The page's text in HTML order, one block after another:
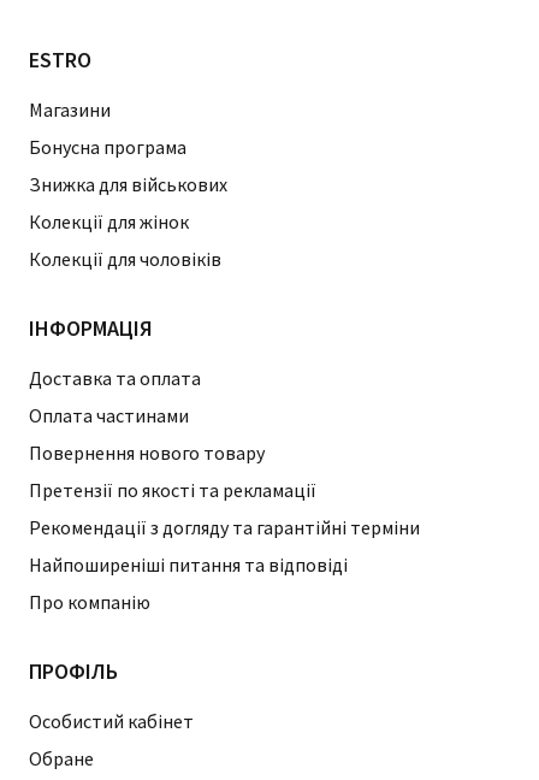
ESTRO
Магазини
Бонусна програма
Знижка для військових
Колекції для жінок
Колекції для чоловіків
ІНФОРМАЦІЯ
Доставка та оплата
Оплата частинами
Повернення нового товару
Претензії по якості та рекламації
Рекомендації з догляду та гарантійні терміни
Найпоширеніші питання та відповіді
Про компанію
ПРОФІЛЬ
Особистий кабінет
Обране